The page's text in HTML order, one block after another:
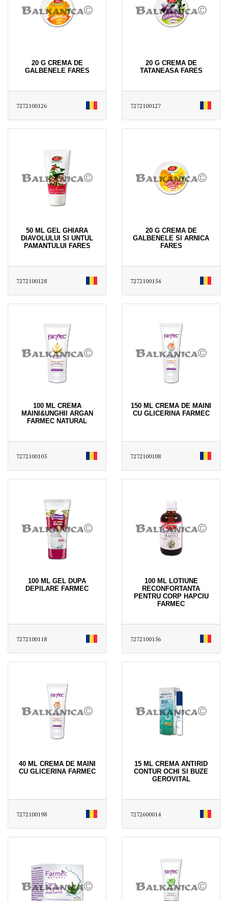
20 G CREMA DE
GALBENELE FARES
7272100126
20 G CREMA DE
TATANEASA FARES
7272100127
50 ML GEL GHIARA
DIAVOLULUI SI UNTUL
PAMANTULUI FARES
7272100128
20 G CREMA DE
GALBENELE SI ARNICA
FARES
7272100154
100 ML CREMA
MAINI&UNGHII ARGAN
FARMEC NATURAL
7272100105
150 ML CREMA DE MAINI
CU GLICERINA FARMEC
7272100108
100 ML GEL DUPA
DEPILARE FARMEC
7272100118
100 ML LOTIUNE
RECONFORTANTA
PENTRU CORP HAPCIU
FARMEC
7272100156
40 ML CREMA DE MAINI
CU GLICERINA FARMEC
7272100198
15 ML CREMA ANTIRID
CONTUR OCHI SI BUZE
GEROVITAL
7272600014